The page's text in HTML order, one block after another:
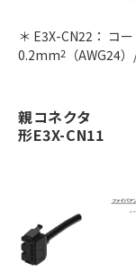
＊ E3X-CN22： コ
0.2mm2 （AWG24
親コネクタ
形E3X-CN11